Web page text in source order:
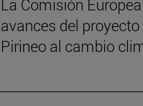
La Comisión
avances del
Pirineo al cambio